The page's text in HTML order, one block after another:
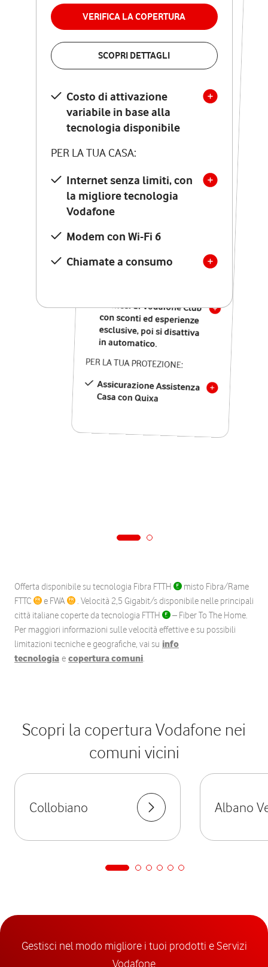
VERIFICA LA COPERTURA
SCOPRI DETTAGLI
Costo di attivazione
variabile in base alla
tecnologia disponibile
PER LA TUA CASA:
Internet senza limiti, con
la migliore tecnologia
Vodafone
Modem con Wi-Fi 6
Chiamate a consumo
permanenza
VERIFICA LA COPERTURA
Costo di attivazione
variabile in base alla
tecnologia disponibile
PER LA TUA CASA:
Internet senza limiti, con
la migliore tecnologia
Vodafone
Modem Seven con Wi-Fi 7
Chiamate illimitate verso
numeri fissi e mobili
nazionali
12 mesi di Vodafone Club
con sconti ed esperienze
esclusive, poi si disattiva
in automatico.
PER LA TUA PROTEZIONE:
Assicurazione Assistenza
Casa con Quixa
Offerta disponibile su tecnologia Fibra FTTH
misto Fibra/Rame
FTTC
e FWA
. Velocità 2,5 Gigabit/s disponibile nelle principali
città italiane coperte da tecnologia FTTH
– Fiber To The Home.
Per maggiori informazioni sulle velocità effettive e su possibili
limitazioni tecniche e geografiche, vai su info
tecnologia e copertura comuni.
Scopri la copertura Vodafone nei
comuni vicini
Collobiano Albano
Gestisci nel modo migliore i tuoi prodotti e Servizi
Vodafone